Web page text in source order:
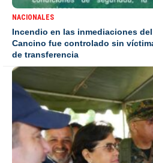
NACIONALES
Incendio en las inmediaciones
Cancino fue controlado sin
de transferencia